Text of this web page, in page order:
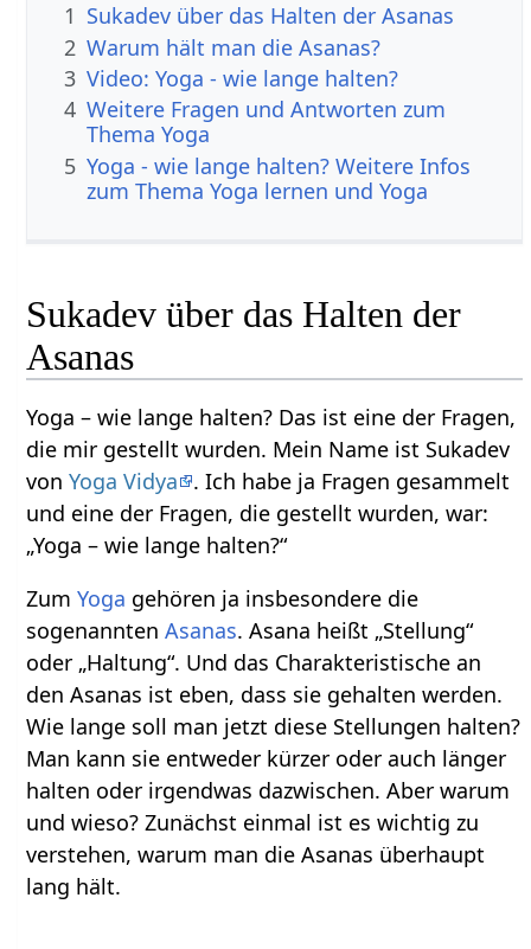
1 Sukadev über das Halten der Asanas
2 Warum hält man die Asanas?
3 Video: Yoga - wie lange halten?
4 Weitere Fragen und Antworten zum
Thema Yoga
5 Yoga - wie lange halten? Weitere Infos
zum Thema Yoga lernen und Yoga
Sukadev über das Halten der
Asanas
Yoga – wie lange halten? Das ist eine der Fragen,
die mir gestellt wurden. Mein Name ist Sukadev
vonYoga Vidya
. Ich habe ja Fragen gesammelt
und eine der Fragen, die gestellt wurden, war:
„Yoga – wie lange halten?“
ZumYoga gehören ja insbesondere die
sogenanntenAsanas. Asana heißt „Stellung“
oder „Haltung“. Und das Charakteristische an
den Asanas ist eben, dass sie gehalten werden.
Wie lange soll man jetzt diese Stellungen halten?
Man kann sie entweder kürzer oder auch länger
halten oder irgendwas dazwischen. Aber warum
und wieso? Zunächst einmal ist es wichtig zu
verstehen, warum man die Asanas überhaupt
lang hält.